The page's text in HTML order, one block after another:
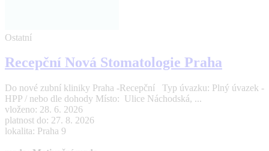
Ostatní
Recepční Nová Stomatologie Praha
Do nové zubní kliniky Praha -Recepční Typ úvazku: Plný úvazek -
HPP / nebo dle dohody Místo: Ulice Náchodská, ...
vloženo: 28. 6. 2026
platnost do: 27. 8. 2026
lokalita: Praha 9